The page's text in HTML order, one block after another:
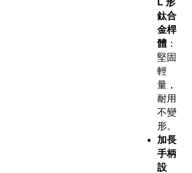
鈦合
金桿
體 ：
堅固
輕
量，
耐用
不變
形。
加長
手柄
設